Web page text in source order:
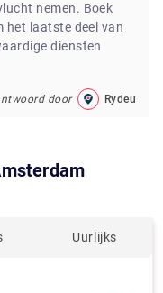
nemen. Boek
het laatste deel van
diensten
door Rydeu
Uurlijks